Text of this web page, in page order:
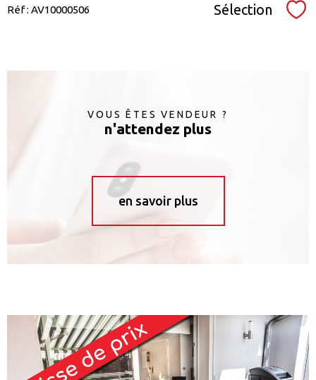
Réf : AV10000506 Sélection
VOUS ÊTES VENDEUR ?
n'attendez plus
en savoir plus